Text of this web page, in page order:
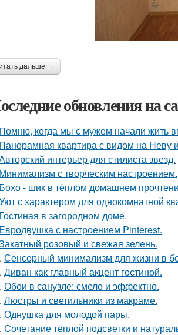
дальше →
обновления на
Помню, когда мы с мужем начали жить
Панорамная квартира с видом на Неву
интерьер для стилиста звезд.
Минимализм с творческим настроением.
Бохо - шик в тёплом домашнем
с характером для однокомнатной
Гостиная в загородном доме.
Евродвушка с настроением Pinterest.
розовый и свежая зелень.
Сенсорный минимализм для жизни в
Диван как главный акцент гостиной.
Обои в санузле: смело и эффектно.
Люстры и светильники из макраме.
Однушка для молодой пары.
Сочетание тёплой подсветки и